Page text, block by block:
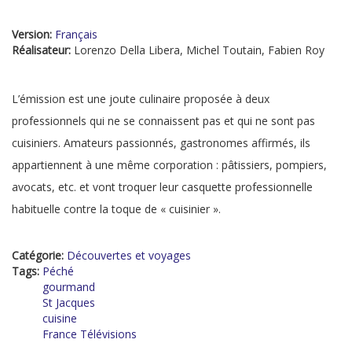
Version: Français
Réalisateur: Lorenzo Della Libera, Michel Toutain, Fabien Roy
L’émission est une joute culinaire proposée à deux
professionnels qui ne se connaissent pas et qui ne sont pas
cuisiniers. Amateurs passionnés, gastronomes affirmés, ils
appartiennent à une même corporation : pâtissiers, pompiers,
avocats, etc. et vont troquer leur casquette professionnelle
habituelle contre la toque de « cuisinier ».
Catégorie: Découvertes et voyages
Tags: Péché
gourmand
St Jacques
cuisine
France Télévisions